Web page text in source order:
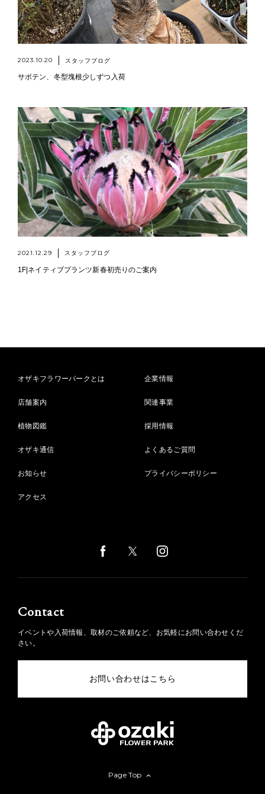
2023.10.20 スタッフブログ
サボテン、冬型塊根少しずつ入荷
2021.12.29 スタッフブログ
1F|ネイティブプランツ新春初売りのご案内
オザキフラワーパークとは
店舗案内
植物図鑑
オザキ通信
お知らせ
アクセス
企業情報
関連事業
採用情報
よくあるご質問
プライバシーポリシー
Contact
イベントや入荷情報、取材のご依頼など、お気軽にお問い合わせくだ
さい。
お問い合わせはこちら
Page Top